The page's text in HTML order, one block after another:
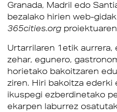
Granada, Madril edo
bezalako hirien web-
365cities.org
Urtarrilaren 1etik aurrera,
zehar, egunero,
horietako bakoitzaren
ziren. Hiri bakoitza ederki
ikuspegi ezberdinetako
ekarpen laburrez